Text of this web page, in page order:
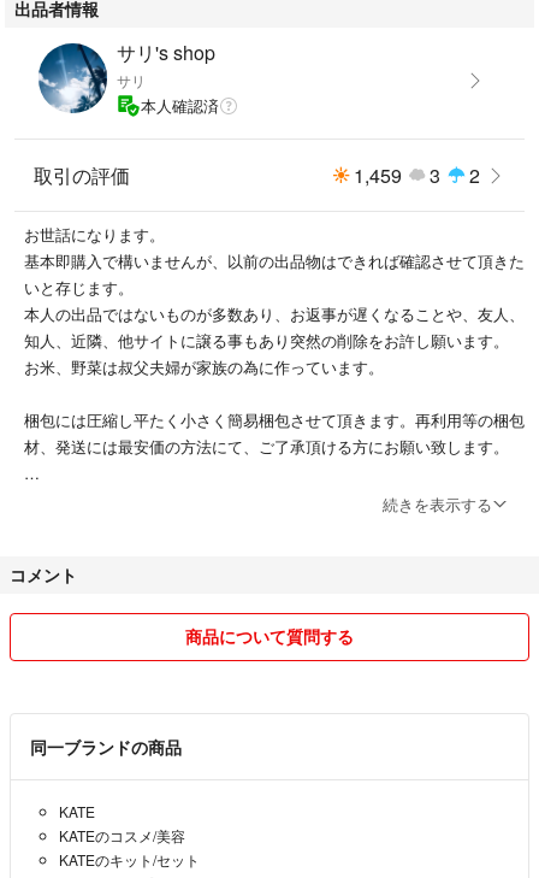
出品者情報
サリ's shop
サリ
本人確認済
取引の評価 1,459 3 2
お世話になります。
基本即購入で構いませんが、以前の出品物はできれば確認させて頂きた
いと存じます。
本人の出品ではないものが多数あり、お返事が遅くなることや、友人、
知人、近隣、他サイトに譲る事もあり突然の削除をお許し願います。
お米、野菜は叔父夫婦が家族の為に作っています。
梱包には圧縮し平たく小さく簡易梱包させて頂きます。再利用等の梱包
材、発送には最安価の方法にて、ご了承頂ける方にお願い致します。
発送方法未定等の普通郵便物等は切手を使用します。確認の為郵便局窓
不明な点等はお気楽にコメントくださいませ。
評価は
期日内に発送していても迅速ではないと言われ、ふつうの評価。受取り
が不満なのでしょうか。
悪い評価は値下げしなかったからだと思います。
ご購入者様の思考は理解できず、様々な方に心痛し納得できず不合理で
続きを表示する
コメント
商品について質問する
同一ブランドの商品
KATE
KATEのコスメ/美容
KATEのキット/セット